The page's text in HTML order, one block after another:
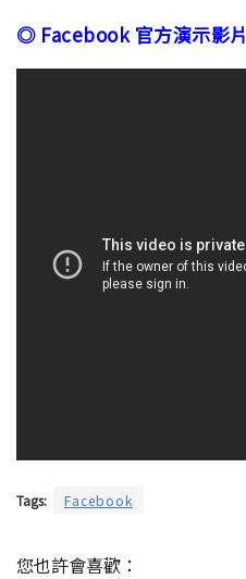
◎ Facebook 官方演示影片
Tags: Facebook
您也許會喜歡：